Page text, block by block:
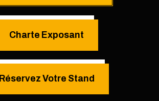
Charte Exposant
Réservez Votre Stand